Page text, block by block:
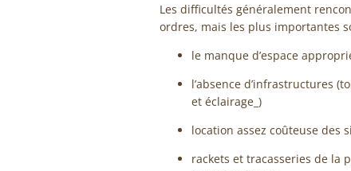
Les difficultés généralement
ordres, mais les plus importantes
le manque d’espace
l’absence d’infrastructures
et éclairage_)
location assez coûteuse des
rackets et tracasseries de la